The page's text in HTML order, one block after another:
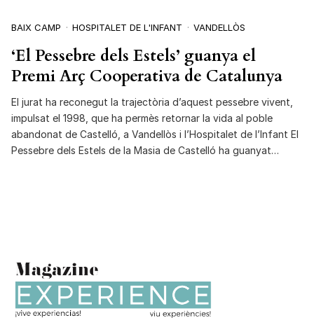
BAIX CAMP HOSPITALET DE L'INFANT VANDELLÒS
‘El Pessebre dels Estels’ guanya el
Premi Arç Cooperativa de Catalunya
El jurat ha reconegut la trajectòria d’aquest pessebre vivent,
impulsat el 1998, que ha permès retornar la vida al poble
abandonat de Castelló, a Vandellòs i l’Hospitalet de l’Infant El
Pessebre dels Estels de la Masia de Castelló ha guanyat…